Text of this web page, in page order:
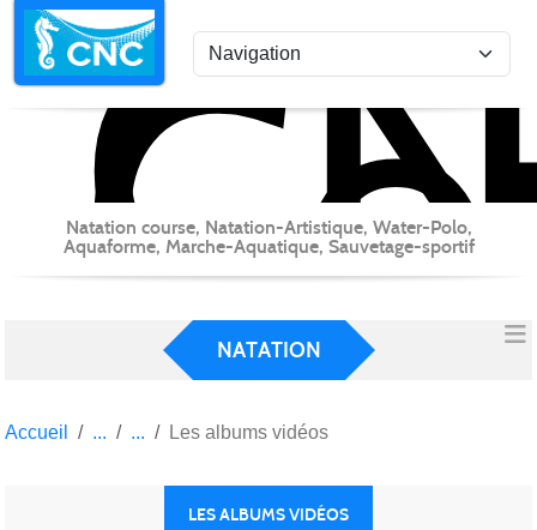
Natation course, Natation-Artistique, Water-Polo,
Aquaforme, Marche-Aquatique, Sauvetage-sportif
NATATION
Accueil Les albums vidéos
LES ALBUMS VIDÉOS
Panneau de gestion des cookies